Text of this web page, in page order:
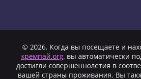
© 2026. Когда вы посещаете и
кремпай.org, вы автоматически
достигли совершеннолетия в
вашей страны проживания. Вы